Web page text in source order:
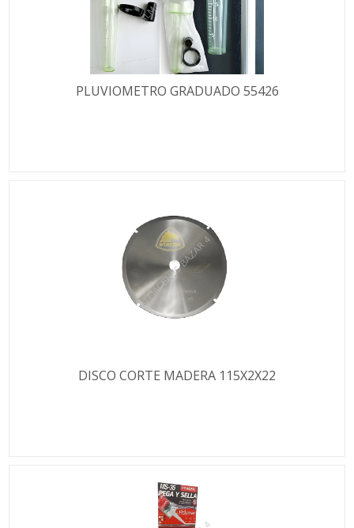
PLUVIOMETRO GRADUADO 55426
DISCO CORTE MADERA 115X2X22